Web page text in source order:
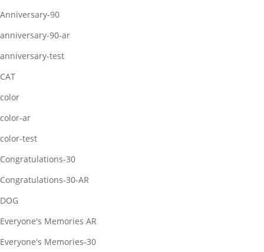
Anniversary-90
anniversary-90-ar
anniversary-test
CAT
color
color-ar
color-test
Congratulations-30
Congratulations-30-AR
DOG
Everyone's Memories AR
Everyone's Memories-30